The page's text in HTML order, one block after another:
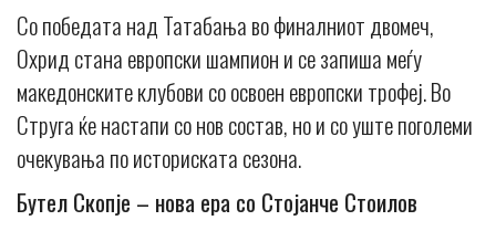
Со победата над Татабања во финалниот двомеч,
Охрид стана европски шампион и се запиша меѓу
македонските клубови со освоен европски трофеј. Во
Струга ќе настапи со нов состав, но и со уште поголеми
очекувања по историската сезона.
Бутел Скопје – нова ера со Стојанче Стоилов